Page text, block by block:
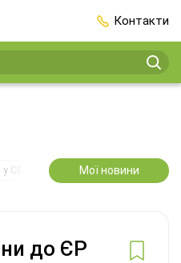
Контакти
СЕРПНІ 2️⃣0️⃣2️⃣7️⃣ Усі
Мої новини
до ЄР